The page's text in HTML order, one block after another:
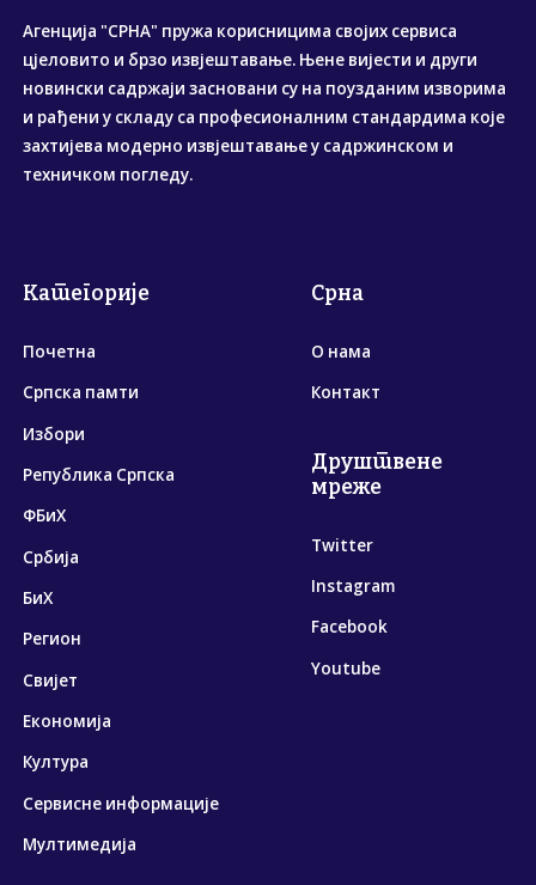
Агенција "СРНА" пружа корисницима својих сервиса
цјеловито и брзо извјештавање. Њене вијести и други
новински садржаји засновани су на поузданим изворима
и рађени у складу са професионалним стандардима које
захтијева модерно извјештавање у садржинском и
техничком погледу.
Категорије
Почетна
Српска памти
Избори
Република Српска
ФБиХ
Србија
БиХ
Регион
Свијет
Економија
Култура
Сервисне информације
Мултимедија
Срна
О нама
Контакт
Друштвене
мреже
Twitter
Instagram
Facebook
Youtube